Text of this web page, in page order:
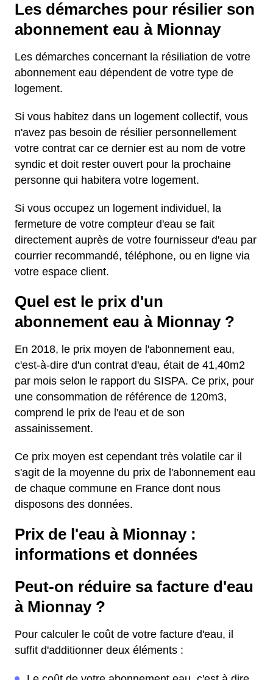
Les démarches pour résilier son
abonnement eau à Mionnay
Les démarches concernant la résiliation de votre
abonnement eau dépendent de votre type de
logement.
Si vous habitez dans un logement collectif, vous
n'avez pas besoin de résilier personnellement
votre contrat car ce dernier est au nom de votre
syndic et doit rester ouvert pour la prochaine
personne qui habitera votre logement.
Si vous occupez un logement individuel, la
fermeture de votre compteur d'eau se fait
directement auprès de votre fournisseur d'eau par
courrier recommandé, téléphone, ou en ligne via
votre espace client.
Quel est le prix d'un
abonnement eau à Mionnay ?
En 2018, le prix moyen de l'abonnement eau,
c'est-à-dire d'un contrat d'eau, était de 41,40m2
par mois selon le rapport du SISPA. Ce prix, pour
une consommation de référence de 120m3,
comprend le prix de l'eau et de son
assainissement.
Ce prix moyen est cependant très volatile car il
s'agit de la moyenne du prix de l'abonnement eau
de chaque commune en France dont nous
disposons des données.
Prix de l'eau à Mionnay :
informations et données
Peut-on réduire sa facture d'eau
à Mionnay ?
Pour calculer le coût de votre facture d'eau, il
suffit d'additionner deux éléments :